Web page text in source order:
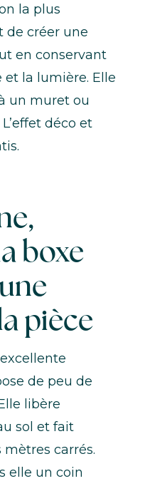
la plus
de créer une
en conservant
et la lumière. Elle
un muret ou
déco et
boxe
pièce
de peu de
libère
sol et fait
carrés.
elle un coin